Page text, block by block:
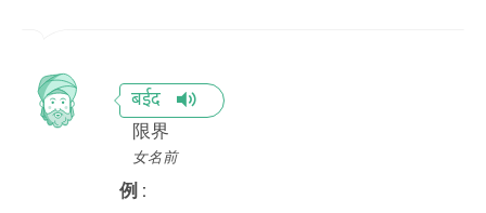
बईद
限界
女名前
例 :